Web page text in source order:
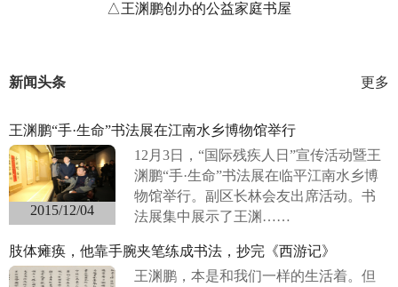
△王渊鹏创办的公益家庭书屋
更多
新闻头条
王渊鹏“手·生命”书法展在江南水乡博物馆举行
2015/12/04
12月3日，“国际残疾人日”宣传活动暨王
渊鹏“手·生命”书法展在临平江南水乡博
物馆举行。副区长林会友出席活动。书
法展集中展示了王渊……
肢体瘫痪，他靠手腕夹笔练成书法，抄完《西游记》
王渊鹏，本是和我们一样的生活着。但